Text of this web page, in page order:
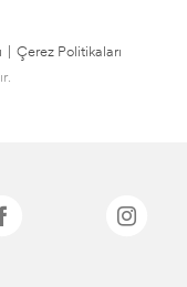
Çerez Politikaları